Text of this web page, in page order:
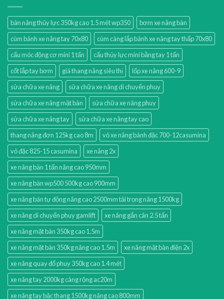
bàn nâng thủy lực 350kg cao 1.5 mét wp350
bơm xe nâng bàn
cùm bánh xe nâng tay 70x80
cùm càng lắp bánh xe nâng tay thấp 70x80
cẩu móc động cơ mini 1 tấn
cẩu thủy lực mini bằng tay 1 tấn
cốt lắp tay bơm
giá thang nâng siêu thị
lốp xe nâng 600-9
sửa chữa xe nâng
sửa chữa xe nâng di chuyển phuy
sửa chữa xe nâng mặt bàn
sửa chữa xe nâng phuy
sửa chữa xe nâng tay
sửa chữa xe nâng tay cao
thang nâng đơn 125kg cao 8m
vỏ xe nâng bánh đặc 700-12casumina
vỏ đặc 825-15 casumina
xe nâng 2x
xe nâng bàn 1 tấn nâng cao 950mm
xe nâng bàn wp500 500kg cao 900mm
xe nâng bán tự động nâng cao 2500mm tải trọng nâng 1500kg
xe nâng di chuyển phuy gamlift
xe nâng gắn cân 2.5 tấn
xe nâng mặt bàn 350kg cao 1.5m
xe nâng mặt bàn 350kg nâng cao 1.5m
xe nâng mặt bàn điện 2x
xe nâng quay đổ phuy 350kg cao 1.4 mét
xe nâng tay 2000kg càng rộng ac20m
xe nâng tay bậc thang 1500kg nâng cao 800mm